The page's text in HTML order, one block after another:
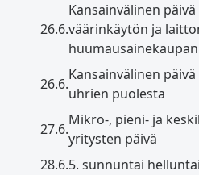
26.6.
Kansainvälinen
väärinkäytön ja
26.6.
Kansainvälinen
uhrien puolesta
27.6.
Mikro-, pieni- ja
yritysten päivä
28.6.5. sunnuntai